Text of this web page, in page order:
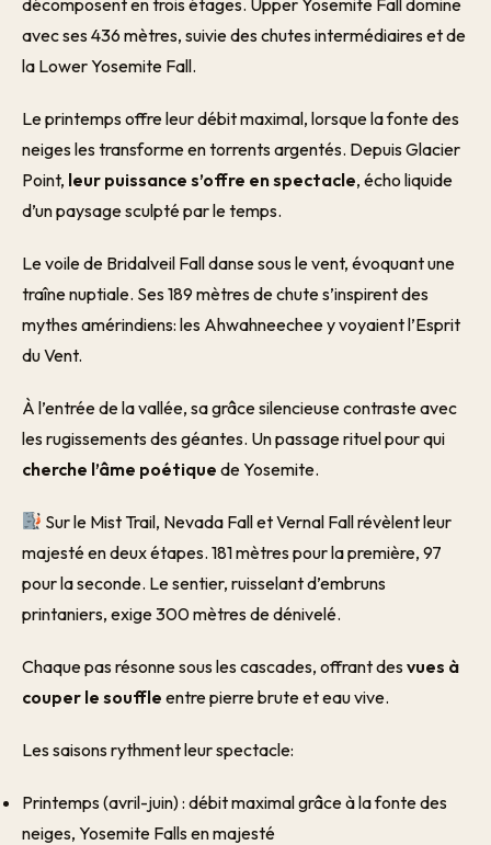
avec ses 436 mètres, suivie des chutes intermédiaires et de
la Lower Yosemite Fall.
Le printemps offre leur débit maximal, lorsque la fonte des
neiges les transforme en torrents argentés. Depuis Glacier
Point, leur puissance s’offre en spectacle, écho liquide
d’un paysage sculpté par le temps.
Le voile de Bridalveil Fall danse sous le vent, évoquant une
traîne nuptiale. Ses 189 mètres de chute s’inspirent des
mythes amérindiens: les Ahwahneechee y voyaient l’Esprit
du Vent.
À l’entrée de la vallée, sa grâce silencieuse contraste avec
les rugissements des géantes. Un passage rituel pour qui
cherche l’âme poétique de Yosemite.
Sur le Mist Trail, Nevada Fall et Vernal Fall révèlent leur
majesté en deux étapes. 181 mètres pour la première, 97
pour la seconde. Le sentier, ruisselant d’embruns
printaniers, exige 300 mètres de dénivelé.
Chaque pas résonne sous les cascades, offrant des vues à
couper le souffle entre pierre brute et eau vive.
Les saisons rythment leur spectacle:
Printemps (avril-juin) : débit maximal grâce à la fonte des
neiges, Yosemite Falls en majesté